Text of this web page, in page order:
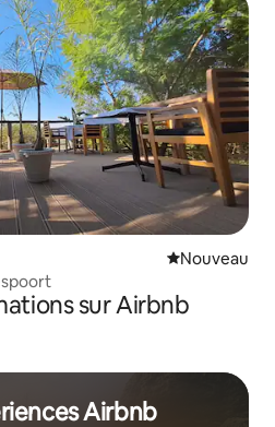
Nouvel
Nouveau
sur Airbnb
Airbnb